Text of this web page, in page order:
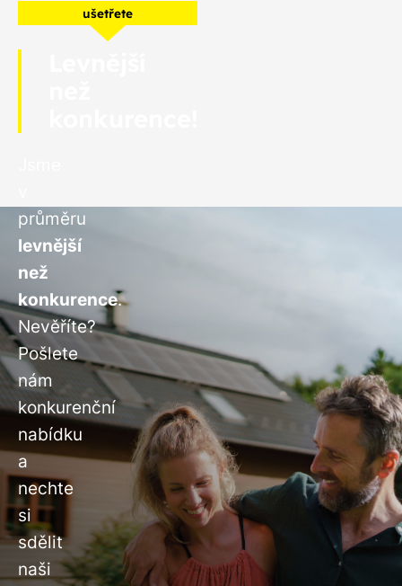
ušetřete
průměru
levnější
než
konkurence.
Nevěříte?
Pošlete
nám
konkurenční
nabídku
a
nechte
si
sdělit
naši